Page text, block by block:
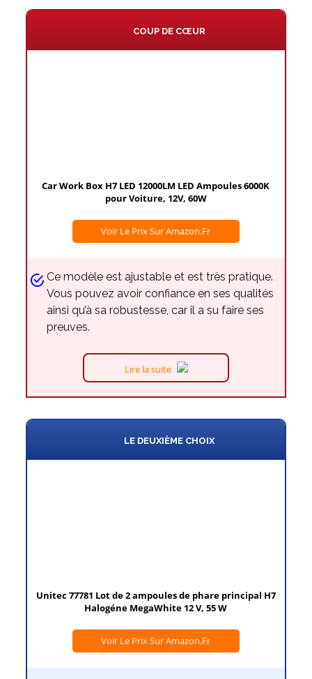
COUP DE CŒUR
Car Work Box H7 LED 12000LM LED Ampoules 6000K
pour Voiture, 12V, 60W
Voir Le Prix Sur Amazon.fr
Ce modèle est ajustable et est très pratique.
Vous pouvez avoir confiance en ses qualités
ainsi qu’à sa robustesse, car il a su faire ses
preuves.
Lire la suite
LE DEUXIÈME CHOIX
Unitec 77781 Lot de 2 ampoules de phare principal H7
Halogéne MegaWhite 12 V, 55 W
Voir Le Prix Sur Amazon.fr